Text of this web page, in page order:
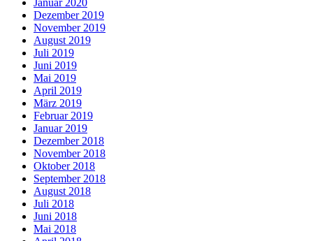
Januar 2020
Dezember 2019
November 2019
August 2019
Juli 2019
Juni 2019
Mai 2019
April 2019
März 2019
Februar 2019
Januar 2019
Dezember 2018
November 2018
Oktober 2018
September 2018
August 2018
Juli 2018
Juni 2018
Mai 2018